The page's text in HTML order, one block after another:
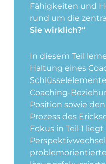
Fähigkeiten und
rund um die
Sie wirklich?“
In diesem Teil
Haltung eines
Coaching-
Position sowie
Prozess des
Fokus in Teil 1